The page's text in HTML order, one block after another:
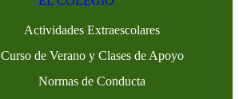
Actividades Extraescolares
Curso de Verano y Clases de Apoyo
Normas de Conducta